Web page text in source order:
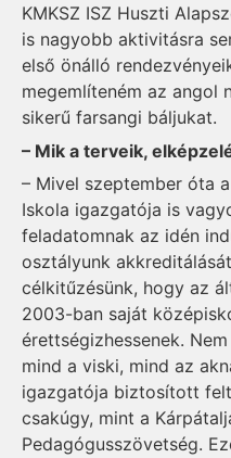
KMKSZ ISZ Huszti
is nagyobb aktivitásra
első önálló
megemlíteném az angol
sikerű farsangi báljukat.
– Mik a terveik,
– Mivel szeptember óta
Iskola igazgatója is
feladatomnak az idén
osztályunk
célkitűzésünk, hogy az
2003-ban saját
érettségizhessenek.
mind a viski, mind az
igazgatója biztosított
csakúgy, mint a
Pedagógusszövetség.